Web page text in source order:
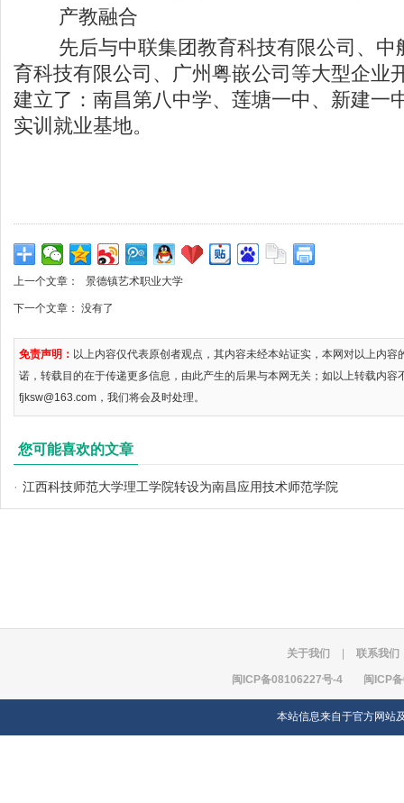
产教融合
先后与中联集团教育科技有限公司、中
育科技有限公司、广州粤嵌公司等大型企业
建立了：南昌第八中学、莲塘一中、新建一
实训就业基地。
上一个文章： 景德镇艺术职业大学
下一个文章： 没有了
免责声明： 以上内容仅代表原创者观点，其内容未经本站证实，本网对以上内
诺，转载目的在于传递更多信息，由此产生的后果与本网无关；如以上转载内容
fjksw@163.com，我们将会及时处理。
您可能喜欢的文章
· 江西科技师范大学理工学院转设为南昌应用技术师范学院
关于我们 联系我们
闽ICP备08106227号-4 闽ICP
本站信息来自于官方网站